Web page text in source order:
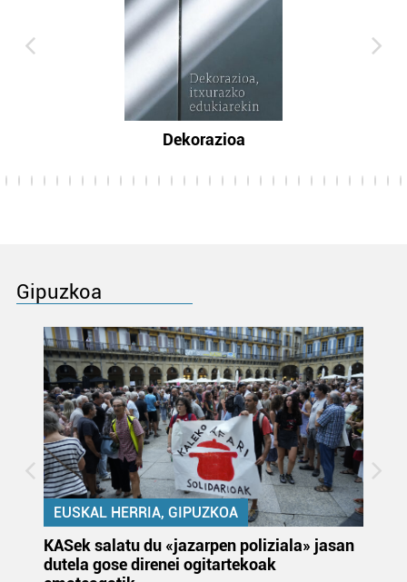
Dekorazioa
Gipuzkoa
EUSKAL HERRIA, GIPUZKOA
KASek salatu du «jazarpen poliziala» jasan
dutela gose direnei ogitartekoak